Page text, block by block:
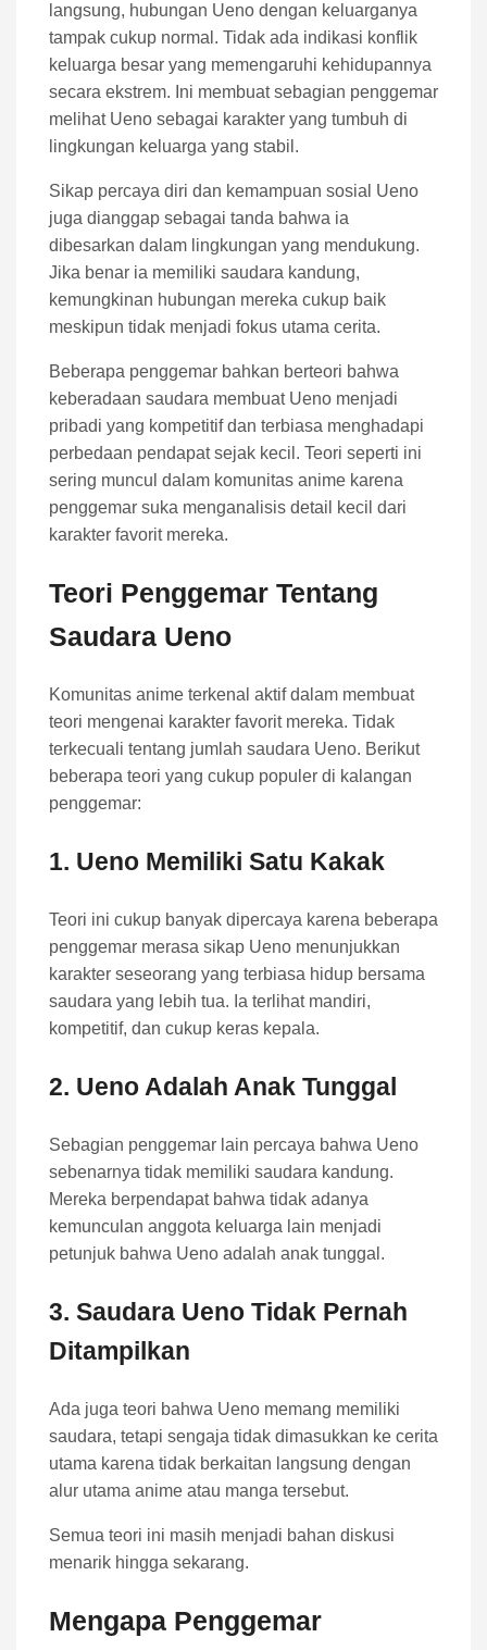
langsung, hubungan Ueno dengan keluarganya
tampak cukup normal. Tidak ada indikasi konflik
keluarga besar yang memengaruhi kehidupannya
secara ekstrem. Ini membuat sebagian penggemar
melihat Ueno sebagai karakter yang tumbuh di
lingkungan keluarga yang stabil.
Sikap percaya diri dan kemampuan sosial Ueno
juga dianggap sebagai tanda bahwa ia
dibesarkan dalam lingkungan yang mendukung.
Jika benar ia memiliki saudara kandung,
kemungkinan hubungan mereka cukup baik
meskipun tidak menjadi fokus utama cerita.
Beberapa penggemar bahkan berteori bahwa
keberadaan saudara membuat Ueno menjadi
pribadi yang kompetitif dan terbiasa menghadapi
perbedaan pendapat sejak kecil. Teori seperti ini
sering muncul dalam komunitas anime karena
penggemar suka menganalisis detail kecil dari
karakter favorit mereka.
Teori Penggemar Tentang
Saudara Ueno
Komunitas anime terkenal aktif dalam membuat
teori mengenai karakter favorit mereka. Tidak
terkecuali tentang jumlah saudara Ueno. Berikut
beberapa teori yang cukup populer di kalangan
penggemar:
1. Ueno Memiliki Satu Kakak
Teori ini cukup banyak dipercaya karena beberapa
penggemar merasa sikap Ueno menunjukkan
karakter seseorang yang terbiasa hidup bersama
saudara yang lebih tua. Ia terlihat mandiri,
kompetitif, dan cukup keras kepala.
2. Ueno Adalah Anak Tunggal
Sebagian penggemar lain percaya bahwa Ueno
sebenarnya tidak memiliki saudara kandung.
Mereka berpendapat bahwa tidak adanya
kemunculan anggota keluarga lain menjadi
petunjuk bahwa Ueno adalah anak tunggal.
3. Saudara Ueno Tidak Pernah
Ditampilkan
Ada juga teori bahwa Ueno memang memiliki
saudara, tetapi sengaja tidak dimasukkan ke cerita
utama karena tidak berkaitan langsung dengan
alur utama anime atau manga tersebut.
Semua teori ini masih menjadi bahan diskusi
menarik hingga sekarang.
Mengapa Penggemar